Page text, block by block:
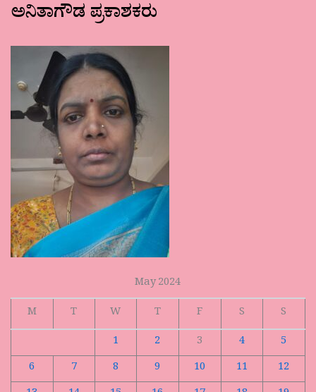
ಅನಿತಾಗೌಡ ಪ್ರಕಾಶಕರು
May 2024
M
T W T F S
S
1
2 3 4
5
6
7 8 9 10 11
12